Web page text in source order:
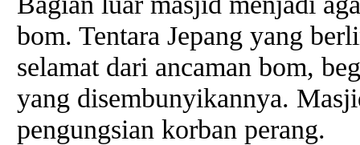
bom. Tentara Jepang yang
selamat dari ancaman bom,
yang disembunyikannya.
pengungsian korban perang.